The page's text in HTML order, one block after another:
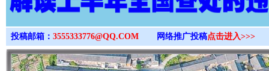
投稿邮箱： 3555333776@QQ.COM 网络推广投稿点击进入>>>